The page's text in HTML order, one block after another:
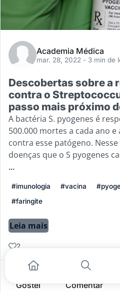
Academia Médica
mar. 28, 2022 - 3 min de
Descobertas sobre a
contra o
passo mais próximo
A bactéria S. pyogenes é
500.000 mortes a cada ano
contra esse patógeno.
doenças que o S pyogenes
...
#imunologia #vacina
#faringite
Leia mais
2
Gostei Comentar